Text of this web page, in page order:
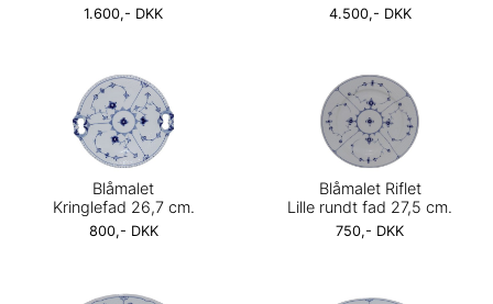
1.600,- DKK 4.500,- DKK
Blåmalet
Kringlefad 26,7 cm.
800,- DKK
Blåmalet Riflet
Lille rundt fad 27,5 cm.
750,- DKK